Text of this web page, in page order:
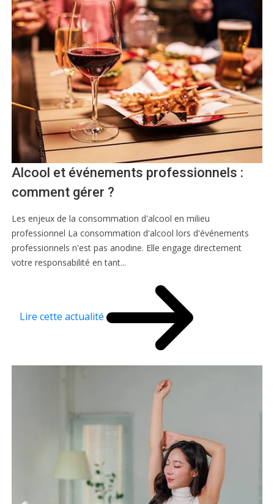
Alcool et événements professionnels :
comment gérer ?
Les enjeux de la consommation d'alcool en milieu
professionnel La consommation d'alcool lors d'événements
professionnels n'est pas anodine. Elle engage directement
votre responsabilité en tant...
Lire cette actualité